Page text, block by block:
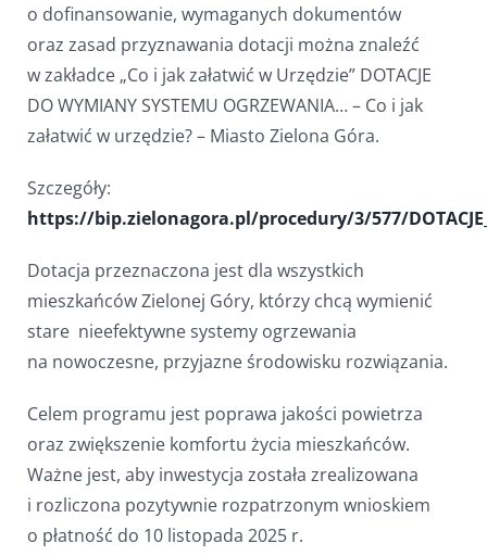
o dofinansowanie, wymaganych dokumentów
oraz zasad przyznawania dotacji można znaleźć
w zakładce „Co i jak załatwić w Urzędzie” DOTACJE
DO WYMIANY SYSTEMU OGRZEWANIA… – Co i jak
załatwić w urzędzie? – Miasto Zielona Góra.
Szczegóły:
https://bip.zielonagora.pl/procedury/3/577/
Dotacja przeznaczona jest dla wszystkich
mieszkańców Zielonej Góry, którzy chcą wymienić
stare nieefektywne systemy ogrzewania
na nowoczesne, przyjazne środowisku rozwiązania.
Celem programu jest poprawa jakości powietrza
oraz zwiększenie komfortu życia mieszkańców.
Ważne jest, aby inwestycja została zrealizowana
i rozliczona pozytywnie rozpatrzonym wnioskiem
o płatność do 10 listopada 2025 r.